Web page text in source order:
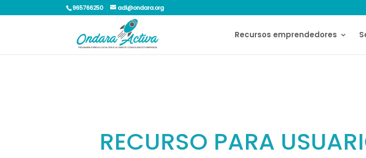
965766250 adl@ondara.org
Recursos emprendedores
RECURSO PARA